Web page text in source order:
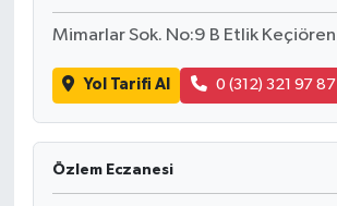
Mimarlar Sok. No:9 B Etlik Keçiören
Yol Tarifi Al 0 (312) 321 97 87
Özlem Eczanesi